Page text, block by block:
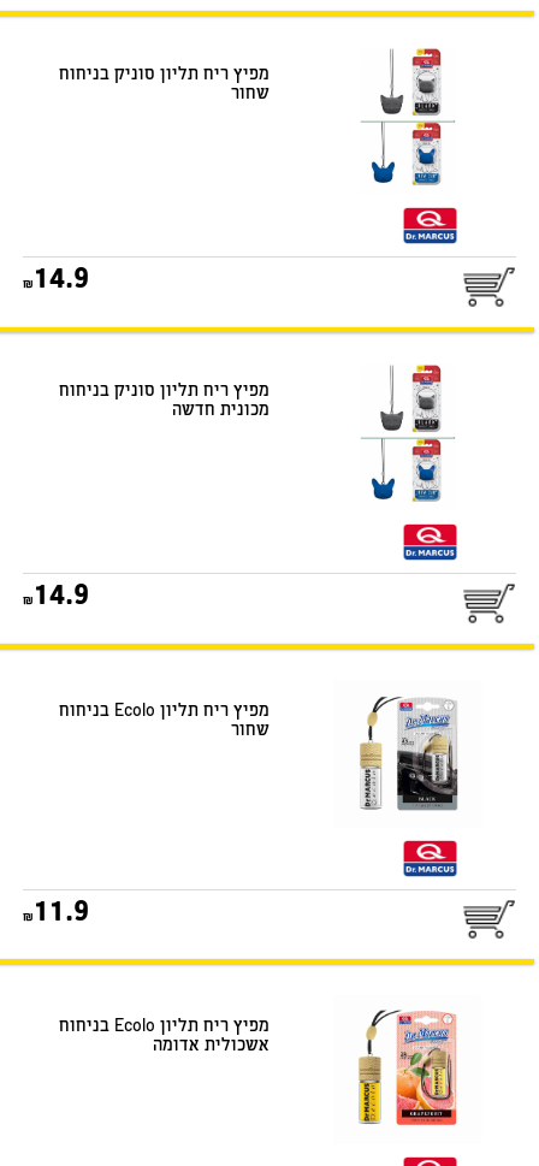
מפיץ ריח תליון סוניק בניחוח
שחור
25
14.9
מפיץ ריח תליון סוניק בניחוח
מכונית חדשה
25
14.9
מפיץ ריח תליון Ecolo בניחוח
שחור
25
11.9
מפיץ ריח תליון Ecolo בניחוח
אשכולית אדומה